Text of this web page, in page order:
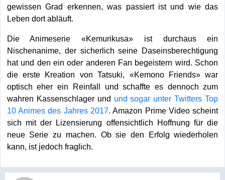
gewissen Grad erkennen, was passiert ist und wie das
Leben dort abläuft.
Die Animeserie «Kemurikusa» ist durchaus ein
Nischenanime, der sicherlich seine Daseinsberechtigung
hat und den ein oder anderen Fan begeistern wird. Schon
die erste Kreation von Tatsuki, «Kemono Friends» war
optisch eher ein Reinfall und schaffte es dennoch zum
wahren Kassenschlager und und sogar unter Twitters Top
10 Animes des Jahres 2017. Amazon Prime Video scheint
sich mit der Lizensierung offensichtlich Hoffnung für die
neue Serie zu machen. Ob sie den Erfolg wiederholen
kann, ist jedoch fraglich.